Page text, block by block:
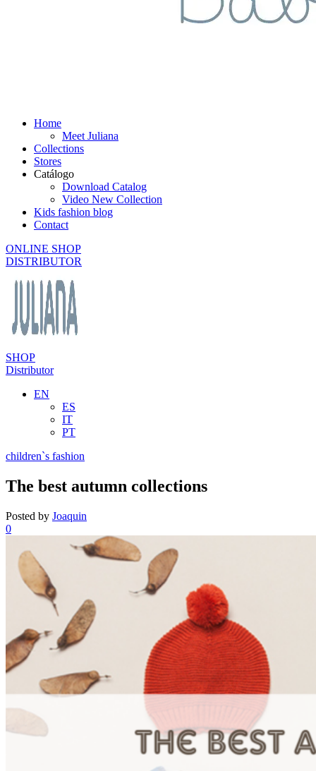
Home
Meet Juliana
Collections
Stores
Catálogo
Download Catalog
Video New Collection
Kids fashion blog
Contact
ONLINE SHOP
DISTRIBUTOR
SHOP
Distributor
EN
ES
IT
PT
children`s fashion
The best autumn collections
Posted by Joaquin
0